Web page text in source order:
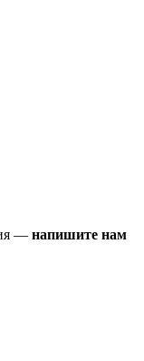
— напишите нам